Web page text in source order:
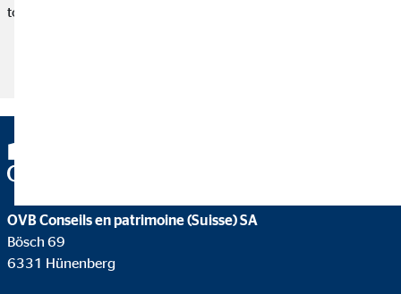
tous les conseils et astuces pour t’aider à financer tes études.
OVB Conseils en patrimoine (Suisse) SA
Bösch 69
6331 Hünenberg